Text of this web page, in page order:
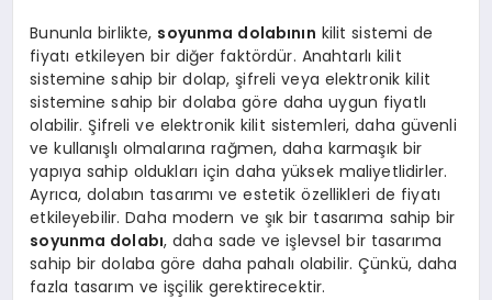
Bununla birlikte, soyunma dolabının kilit sistemi de
fiyatı etkileyen bir diğer faktördür. Anahtarlı kilit
sistemine sahip bir dolap, şifreli veya elektronik kilit
sistemine sahip bir dolaba göre daha uygun fiyatlı
olabilir. Şifreli ve elektronik kilit sistemleri, daha güvenli
ve kullanışlı olmalarına rağmen, daha karmaşık bir
yapıya sahip oldukları için daha yüksek maliyetlidirler.
Ayrıca, dolabın tasarımı ve estetik özellikleri de fiyatı
etkileyebilir. Daha modern ve şık bir tasarıma sahip bir
soyunma dolabı, daha sade ve işlevsel bir tasarıma
sahip bir dolaba göre daha pahalı olabilir. Çünkü, daha
fazla tasarım ve işçilik gerektirecektir.